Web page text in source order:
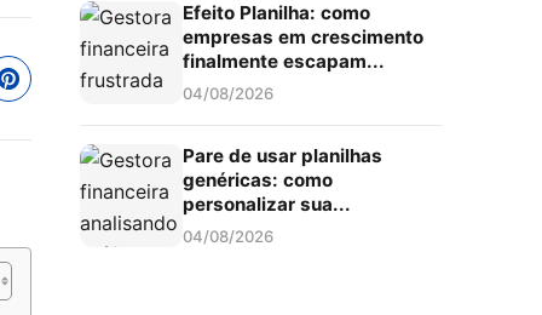
Efeito Planilha: como
empresas em crescimento
finalmente escapam...
04/08/2026
Pare de usar planilhas
genéricas: como
personalizar sua...
04/08/2026